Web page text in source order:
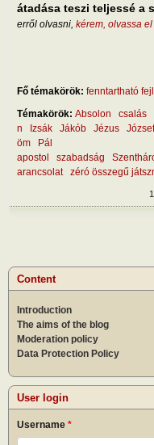
átadása teszi teljessé a
erről olvasni, kérem, olvassa
Fő témakörök: fenntartható
Témakörök: Absolon csalás
n
Izsák Jákób Jézus József
öm
Pál
apostol
szabadság
arancsolat
zéró összegű
Content
Introduction
The aims of the blog
Moderation policy
Data Protection Policy
User login
Username *